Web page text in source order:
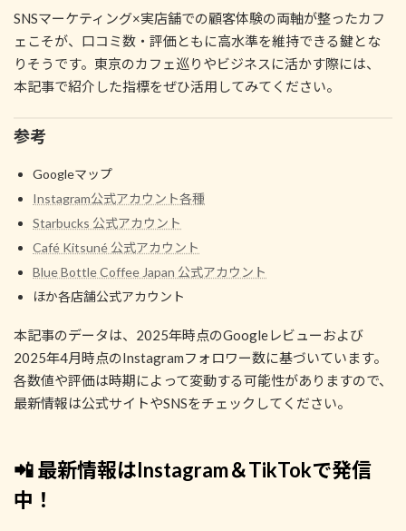
SNSマーケティング×実店舗での顧客体験の両軸が整ったカフ
ェこそが、口コミ数・評価ともに高水準を維持できる鍵とな
りそうです。東京のカフェ巡りやビジネスに活かす際には、
本記事で紹介した指標をぜひ活用してみてください。
参考
Googleマップ
Instagram公式アカウント各種
Starbucks 公式アカウント
Café Kitsuné 公式アカウント
Blue Bottle Coffee Japan 公式アカウント
ほか各店舗公式アカウント
本記事のデータは、2025年時点のGoogleレビューおよび
2025年4月時点のInstagramフォロワー数に基づいています。
各数値や評価は時期によって変動する可能性がありますので、
最新情報は公式サイトやSNSをチェックしてください。
📲 最新情報はInstagram＆TikTokで発信
中！